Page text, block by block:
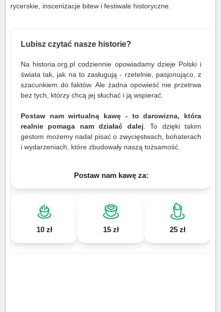
rycerskie, inscenizacje bitew i festiwale historyczne.
Lubisz czytać nasze historie?
Na historia.org.pl codziennie opowiadamy dzieje Polski i
świata tak, jak na to zasługują - rzetelnie, pasjonująco, z
szacunkiem do faktów. Ale żadna opowieść nie przetrwa
bez tych, którzy chcą jej słuchać i ją wspierać.
Postaw nam wirtualną kawę - to darowizna, która
realnie pomaga nam działać dalej . To dzięki takim
gestom możemy nadal pisać o zwycięstwach, bohaterach
i wydarzeniach, które zbudowały naszą tożsamość.
Postaw nam kawę za:
10 zł 15 zł 25 zł